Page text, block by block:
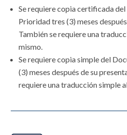
Se requiere copia certificada
Prioridad tres (3) meses
También se requiere una
mismo.
Se requiere copia simple del
(3) meses después de su
requiere una traducción simple